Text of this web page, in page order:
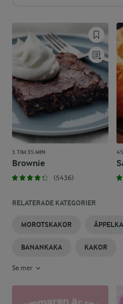
1 TIM 35 MIN
Brownie
(5436)
RELATERADE KATEGORIER
MOROTSKAKOR
BANANKAKA KAKOR
Se mer